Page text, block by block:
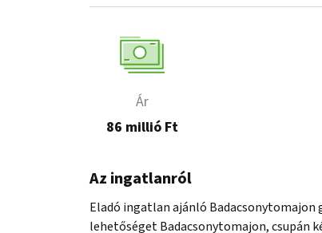
Ár
86 millió Ft
Az ingatlanról
Eladó ingatlan ajánló
lehetőséget Badacsonytomajon, csupán